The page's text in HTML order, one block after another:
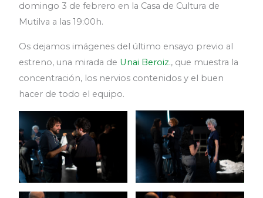
domingo 3 de febrero en la Casa de Cultura de
Mutilva a las 19:00h.
Os dejamos imágenes del último ensayo previo al
estreno, una mirada de Unai Beroiz., que muestra la
concentración, los nervios contenidos y el buen
hacer de todo el equipo.